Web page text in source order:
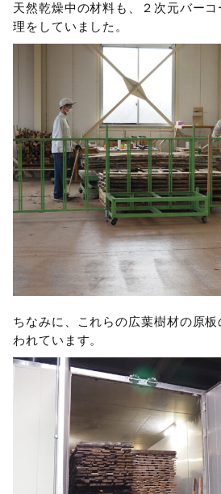
天然乾燥中の材料も、２次元バー
理をしていました。
ちなみに、これらの広葉樹材の原
われています。